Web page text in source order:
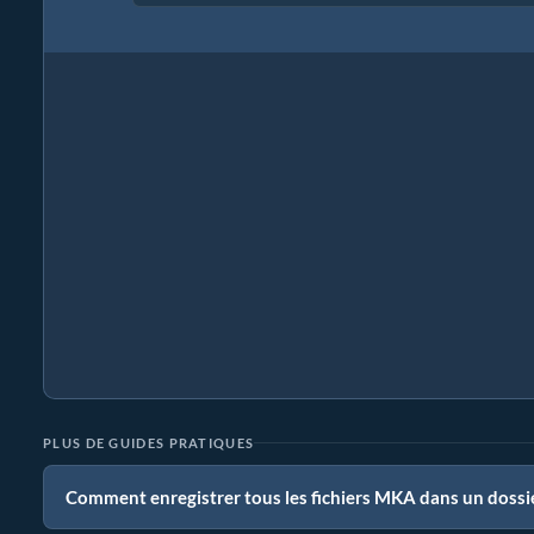
PLUS DE GUIDES PRATIQUES
Comment enregistrer tous les fichiers MKA dans un